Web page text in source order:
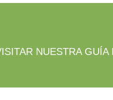
NUESTRA